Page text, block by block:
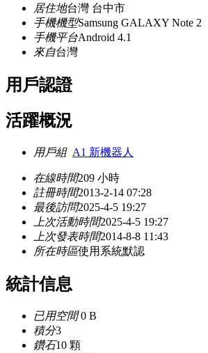
居住地台灣 台中市
手機機型Samsung GALAXY Note 2
手機平台Android 4.1
來自台灣
用戶認證
活躍概況
用戶組 A1 新機器人
在線時間209 小時
註冊時間2013-2-14 07:28
最後訪問2025-4-5 19:27
上次活動時間2025-4-5 19:27
上次發表時間2014-8-8 11:43
所在時區使用系統默認
統計信息
已用空間0 B
積分3
鑽石10 顆